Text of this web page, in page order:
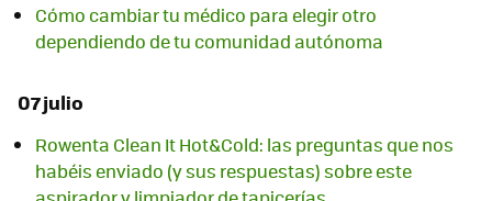
Cómo cambiar tu médico para elegir otro
dependiendo de tu comunidad autónoma
07 julio
Rowenta Clean It Hot&Cold: las preguntas que nos
habéis enviado (y sus respuestas) sobre este